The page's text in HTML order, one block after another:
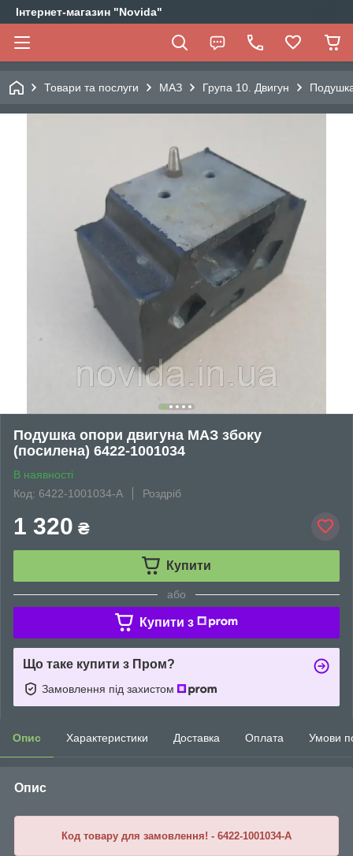
Інтернет-магазин "Novida"
Товари та послуги МАЗ Група 10. Двигун
Подушка опори двигуна МАЗ збоку
(посилена) 6422-1001034
В наявності
Код: 6422-1001034-A
Роздріб
1 320 ₴
Купити
або
Купити з
Що таке купити з Пром?
Замовлення під захистом
Опис Характеристики Доставка Оплата Умови
Опис
Код товару для замовлення! - 6422-1001034-A